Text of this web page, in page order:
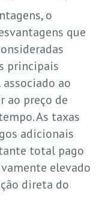
o
que
principais
ao
ao preço de
As taxas
adicionais
total pago
elevado
direta do